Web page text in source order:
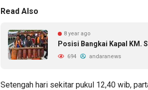
Read Also
8 year ago
Posisi Bangkai Kapal KM.
694 andaranews
Setengah hari sekitar pukul 12,40 wib,